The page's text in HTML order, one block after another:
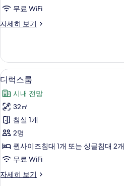
진
모
두
기
무료 WiFi
자세히 보기
슈
룸
자
세
히
보
기
디
럭
스
룸
사
진
모
두
보
6
디럭스룸
시내 전망
32㎡
침실 1개
2명
퀸사이즈침대 1개 또는 싱글침대 2개
무료 WiFi
자세히 보기
디